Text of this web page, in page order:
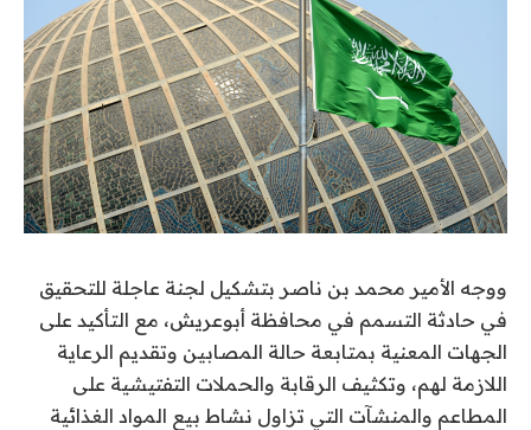
ووجه الأمير ‫محمد بن ناصر‬⁩ بتشكيل لجنة عاجلة للتحقيق
في حادثة التسمم في محافظة أبوعريش، مع التأكيد على
الجهات المعنية بمتابعة حالة المصابين وتقديم الرعاية
اللازمة لهم، وتكثيف الرقابة والحملات التفتيشية على
المطاعم والمنشآت التي تزاول نشاط بيع المواد الغذائية